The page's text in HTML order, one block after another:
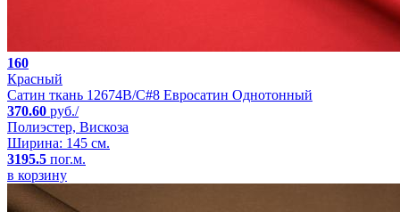
160
Красный
Сатин ткань 12674B/C#8 Евросатин Однотонный
370.60 руб./
Полиэстер, Вискоза
Ширина: 145 см.
3195.5 пог.м.
в корзину